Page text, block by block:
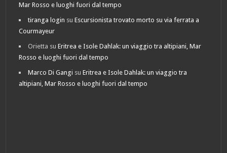
Mar Rosso e luoghi fuori dal tempo
tiranga login suEscursionista trovato morto su via ferrata a
Courmayeur
Orietta suEritrea e Isole Dahlak: un viaggio tra altipiani, Mar
Rosso e luoghi fuori dal tempo
Marco Di Gangi suEritrea e Isole Dahlak: un viaggio tra
altipiani, Mar Rosso e luoghi fuori dal tempo